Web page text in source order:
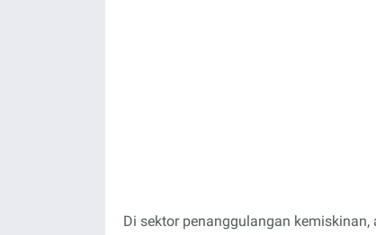
Di sektor penanggulangan